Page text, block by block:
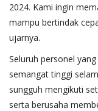
2024. Kami ingin
mampu bertindak
ujarnya.
Seluruh personel
semangat tinggi
sungguh mengikuti
serta berusaha